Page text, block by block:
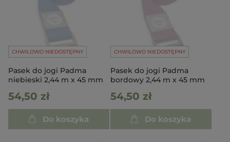
CHWILOWO NIEDOSTĘPNY
Pasek do jogi Padma
niebieski 2,44 m x 45 mm
54,50 zł
Do koszyka
CHWILOWO NIEDOSTĘPNY
Pasek do jogi Padma
bordowy 2,44 m x 45 mm
54,50 zł
Do koszyka